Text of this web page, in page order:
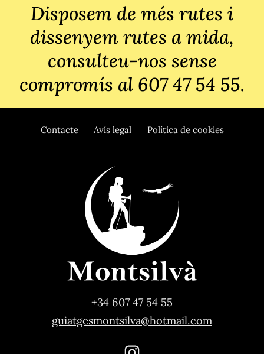
Disposem de més rutes i
dissenyem rutes a mida,
consulteu-nos sense
compromís al 607 47 54 55.
Contacte Avís legal Política de cookies
+34 607 47 54 55
guiatgesmontsilva@hotmail.com